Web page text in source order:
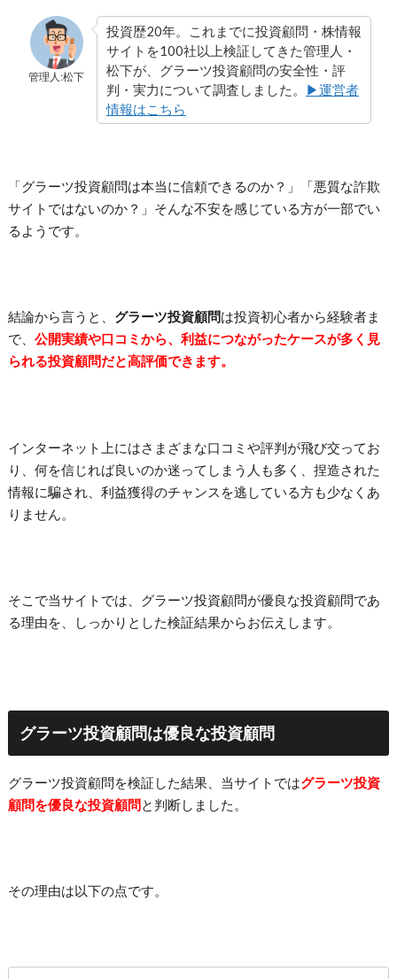
管理人:松下
投資歴20年。これまでに投資顧問・株情報
サイトを100社以上検証してきた管理人・
松下が、グラーツ投資顧問の安全性・評
判・実力について調査しました。
▶運営者
情報はこちら
「グラーツ投資顧問は本当に信頼できるのか？」「悪質な詐欺
サイトではないのか？」そんな不安を感じている方が一部でい
るようです。
結論から言うと、 グラーツ投資顧問は投資初心者から経験者ま
で、 公開実績や口コミから、利益につながったケースが多く見
られる投資顧問だと高評価できます。
インターネット上にはさまざまな口コミや評判が飛び交ってお
り、何を信じれば良いのか迷ってしまう人も多く、捏造された
情報に騙され、利益獲得のチャンスを逃している方も少なくあ
りません。
そこで当サイトでは、グラーツ投資顧問が優良な投資顧問であ
る理由を、しっかりとした検証結果からお伝えします。
グラーツ投資顧問は優良な投資顧問
グラーツ投資顧問を検証した結果、当サイトではグラーツ投資
顧問を優良な投資顧問と判断しました。
その理由は以下の点です。